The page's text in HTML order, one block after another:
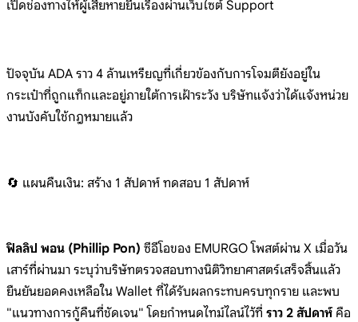
เปิดช่องทางให้ผู้เสียหายยื่นเรื่องผ่านเว็บไซต์ Support
ปัจจุบัน ADA ราว 4 ล้านเหรียญที่เกี่ยวข้องกับการโจมตียังอยู่ใน
กระเป๋าที่ถูกแท็กและอยู่ภายใต้การเฝ้าระวัง บริษัทแจ้งว่าได้แจ้งหน่วย
งานบังคับใช้กฎหมายแล้ว
🔄 แผนคืนเงิน: สร้าง 1 สัปดาห์ ทดสอบ 1 สัปดาห์
ฟิลลิป พอน (Phillip Pon) ซีอีโอของ EMURGO โพสต์ผ่าน X เมื่อวัน
เสาร์ที่ผ่านมา ระบุว่าบริษัทตรวจสอบทางนิติวิทยาศาสตร์เสร็จสิ้นแล้ว
ยืนยันยอดคงเหลือใน Wallet ที่ได้รับผลกระทบครบทุกราย และพบ
"แนวทางการกู้คืนที่ชัดเจน" โดยกำหนดไทม์ไลน์ไว้ที่ ราว 2 สัปดาห์ คือ